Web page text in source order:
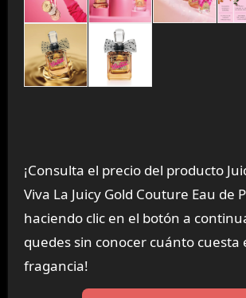
¡Consulta el precio del producto
Viva La Juicy Gold Couture Eau de
haciendo clic en el botón a
quedes sin conocer cuánto cuesta
fragancia!